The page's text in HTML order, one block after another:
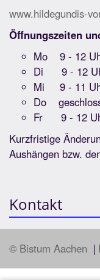
www.hildegundis-
Öffnungszeiten
Mo 9 - 12
Di 9 - 12
Mi 9 - 11
Do
Fr 9 - 12
Kurzfristige
Aushängen bzw.
Kontakt
© Bistum Aachen